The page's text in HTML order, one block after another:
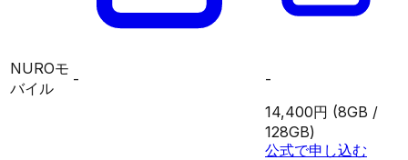
NUROモ
バイル
- -
14,400円 (8GB /
128GB)
公式で申し込む